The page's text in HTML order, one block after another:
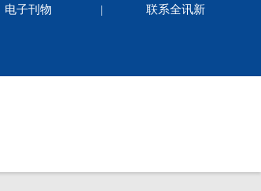
电子刊物 | 联系全讯新